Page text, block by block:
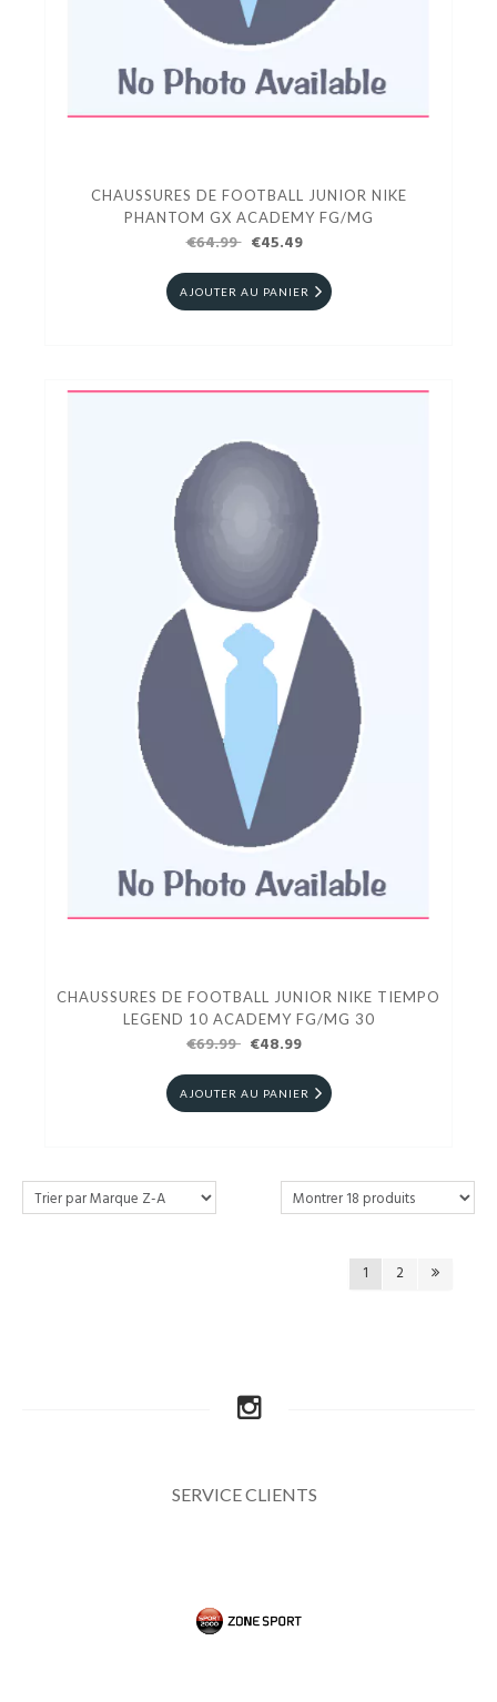
CHAUSSURES DE FOOTBALL JUNIOR NIKE
PHANTOM GX ACADEMY FG/MG
€64.99 €45.49
AJOUTER AU PANIER
CHAUSSURES DE FOOTBALL JUNIOR NIKE TIEMPO
LEGEND 10 ACADEMY FG/MG 30
€69.99 €48.99
AJOUTER AU PANIER
1 2
SERVICE CLIENTS